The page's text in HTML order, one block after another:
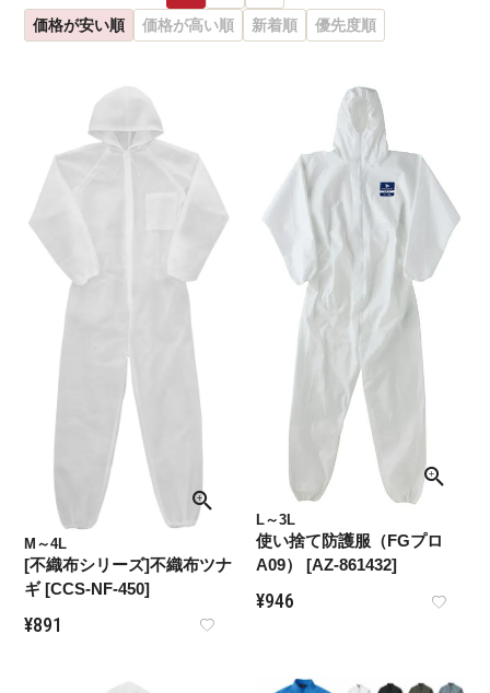
価格が安い順 価格が高い順 新着順 優先度順
M～4L
[不織布シリーズ]不織布ツナ
ギ [CCS-NF-450]
¥891
L～3L
使い捨て防護服（FGプロ
A09） [AZ-861432]
¥946